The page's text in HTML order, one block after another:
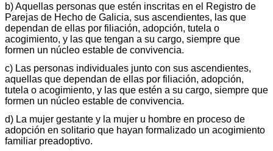
b) Aquellas personas que estén inscritas en el Registro de
Parejas de Hecho de Galicia, sus ascendientes, las que
dependan de ellas por filiación, adopción, tutela o
acogimiento, y las que tengan a su cargo, siempre que
formen un núcleo estable de convivencia.
c) Las personas individuales junto con sus ascendientes,
aquellas que dependan de ellas por filiación, adopción,
tutela o acogimiento, y las que estén a su cargo, siempre que
formen un núcleo estable de convivencia.
d) La mujer gestante y la mujer u hombre en proceso de
adopción en solitario que hayan formalizado un acogimiento
familiar preadoptivo.